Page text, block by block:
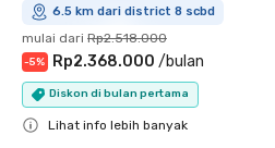
6.5 km dari district 8 scbd
mulai dari Rp2.518.000
-5% Rp2.368.000 /bulan
Diskon di bulan pertama
Lihat info lebih banyak